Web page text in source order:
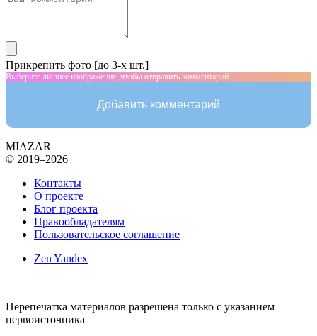
Прикрепить фото [до 3-х шт.]
Выберите лишнее изображение, чтобы отправить комментарий
Добавить комментарий
MIAZAR
© 2019–2026
Контакты
О проекте
Блог проекта
Правообладателям
Пользовательское соглашение
Zen Yandex
Перепечатка материалов разрешена только с указанием
первоисточника